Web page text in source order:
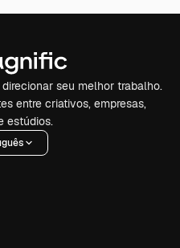
seu melhor trabalho.
entre criativos, empresas,
estúdios.